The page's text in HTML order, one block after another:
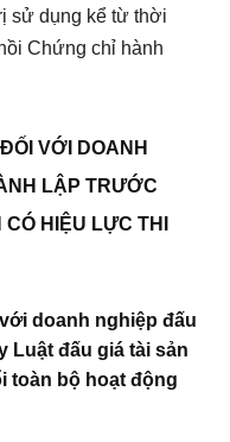
sử dụng kể từ thời
Chứng chỉ hành
VỚI DOANH
LẬP TRƯỚC
HIỆU LỰC THI
doanh nghiệp đấu
Luật đấu giá tài sản
toàn bộ hoạt động